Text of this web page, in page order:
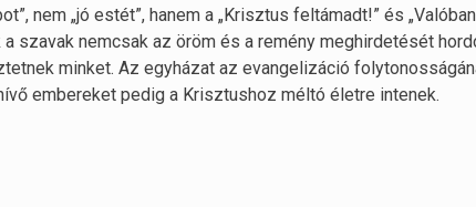
nem „jó estét”, hanem a „Krisztus feltámadt!” és
szavak nemcsak az öröm és a remény meghirdetését
minket. Az egyházat az evangelizáció
embereket pedig a Krisztushoz méltó életre intenek.